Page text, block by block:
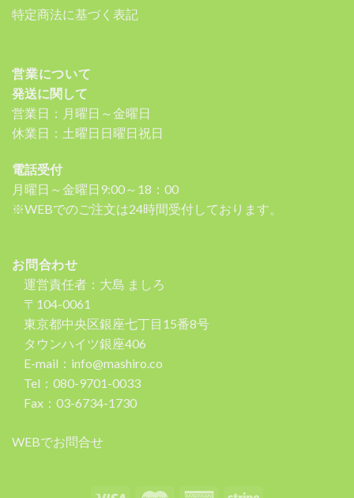
特定商法に基づく表記
営業について
発送に関して
営業日：月曜日～金曜日
休業日：土曜日日曜日祝日
電話受付
月曜日～金曜日9:00～18：00
※WEBでのご注文は24時間受付しております。
お問合わせ
運営責任者：大島 ましろ
〒104-0061
東京都中央区銀座七丁目15番8号
タウンハイツ銀座406
E-mail：info@mashiro.co
Tel：080-9701-0033
Fax：03-6734-1730
WEBでお問合せ